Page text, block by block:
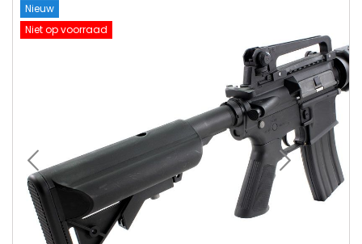
Nieuw
Niet op voorraad